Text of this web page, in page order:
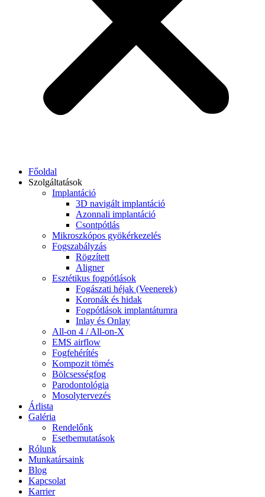
Főoldal
Szolgáltatások
Implantáció
3D navigált implantáció
Azonnali implantáció
Csontpótlás
Mikroszkópos gyökérkezelés
Fogszabályzás
Rögzített
Aligner
Esztétikus fogpótlások
Fogászati héjak (Veenerek)
Koronák és hidak
Fogpótlások implantátumra
Inlay és Onlay
All-on 4 / All-on-X
EMS airflow
Fogfehérítés
Kompozit tömés
Bölcsességfog
Parodontológia
Mosolytervezés
Árlista
Galéria
Rendelőnk
Esetbemutatások
Rólunk
Munkatársaink
Blog
Kapcsolat
Karrier